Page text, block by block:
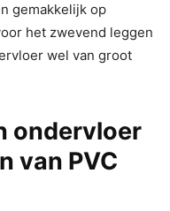
gemakkelijk op
het zwevend leggen
wel van groot
ondervloer
van PVC